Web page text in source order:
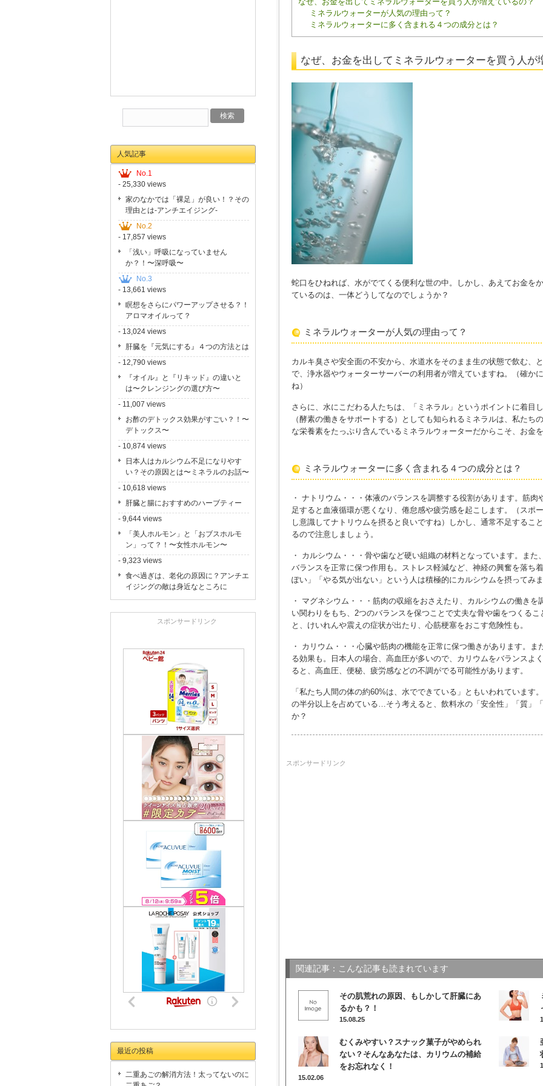
ミネラルウォーターが人気の理由って？
ミネラルウォーターに多く含まれる４つの成分とは？
なぜ、お金を出してミネラルウォーターを買う人が
蛇口をひねれば、水がでてくる便利な世の中。しかし、あえてお金を
ているのは、一体どうしてなのでしょうか？
ミネラルウォーターが人気の理由って？
カルキ臭さや安全面の不安から、水道水をそのまま生の状態で飲む、
で、浄水器やウォーターサーバーの利用者が増えていますね。（確か
ね）
さらに、水にこだわる人たちは、「ミネラル」というポイントに着目
（酵素の働きをサポートする）としても知られるミネラルは、私たち
な栄養素をたっぷり含んでいるミネラルウォーターだからこそ、お金
ミネラルウォーターに多く含まれる４つの成分とは？
・ ナトリウム・・・体液のバランスを調整する役割があります。筋
足すると血液循環が悪くなり、倦怠感や疲労感を起こします。（スポ
し意識してナトリウムを摂ると良いですね）しかし、通常不足するこ
るので注意しましょう。
・ カルシウム・・・骨や歯など硬い組織の材料となっています。ま
バランスを正常に保つ作用も。ストレス軽減など、神経の興奮を落ち
ぽい」「やる気が出ない」という人は積極的にカルシウムを摂ってみ
・ マグネシウム・・・筋肉の収縮をおさえたり、カルシウムの働き
い関わりをもち、2つのバランスを保つことで丈夫な骨や歯をつくる
と、けいれんや震えの症状が出たり、心筋梗塞をおこす危険性も。
・ カリウム・・・心臓や筋肉の機能を正常に保つ働きがあります。
る効果も。日本人の場合、高血圧が多いので、カリウムをバランスよ
ると、高血圧、便秘、疲労感などの不調がでる可能性があります。
「私たち人間の体の約60%は、水でできている」ともいわれています
の半分以上を占めている…そう考えると、飲料水の「安全性」「質」
か？
スポンサードリンク
関連記事：こんな記事も読まれています
その肌荒れの原因、もしかして肝臓にあ
るかも？！
15.08.25
むくみやすい？スナック菓子がやめられ
ない？そんなあなたは、カリウムの補給
をお忘れなく！
15.02.06
人気記事
No.1
- 25,330 views
家のなかでは「裸足」が良い！？その
理由とは-アンチエイジング-
No.2
- 17,857 views
「浅い」呼吸になっていません
か？！〜深呼吸〜
No.3
- 13,661 views
瞑想をさらにパワーアップさせる？！
アロマオイルって？
- 13,024 views
肝臓を『元気にする』４つの方法とは
- 12,790 views
『オイル』と『リキッド』の違いと
は〜クレンジングの選び方〜
- 11,007 views
お酢のデトックス効果がすごい？！〜
デトックス〜
- 10,874 views
日本人はカルシウム不足になりやす
い？その原因とは〜ミネラルのお話〜
- 10,618 views
肝臓と腸におすすめのハーブティー
- 9,644 views
「美人ホルモン」と「おブスホルモ
ン」って？！〜女性ホルモン〜
- 9,323 views
食べ過ぎは、老化の原因に？アンチエ
イジングの敵は身近なところに
スポンサードリンク
最近の投稿
二重あごの解消方法！太ってないのに